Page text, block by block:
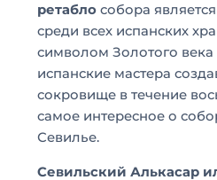
ретабло собора
среди всех испанских
символом Золотого
испанские мастера
сокровище в течение
самое интересное о
Севилье.
Севильский Алькасар